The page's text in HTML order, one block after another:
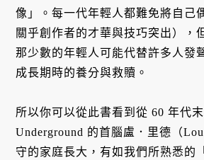
像」。每一代年輕人都難免將自己
關乎創作者的才華與技巧突出），
那少數的年輕人可能代替許多人發
成長期時的養分與救贖。
所以你可以從此書看到從 60 年代
Underground 的首腦盧．里德（
守的家庭長大，有如我們所熟悉的